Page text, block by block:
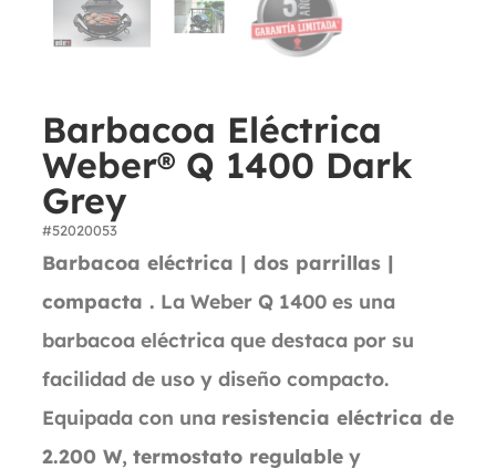
Barbacoa Eléctrica
Weber® Q 1400 Dark
Grey
#52020053
Barbacoa eléctrica | dos parrillas |
compacta . La Weber Q 1400 es una
barbacoa eléctrica que destaca por su
facilidad de uso y diseño compacto.
Equipada con una resistencia eléctrica de
2.200 W, termostato regulable y